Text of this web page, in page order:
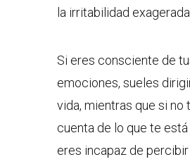
la irritabilidad
Si eres consciente de
emociones, sueles
vida, mientras que si no
cuenta de lo que te
eres incapaz de